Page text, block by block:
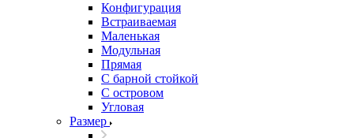
Конфигурация
Встраиваемая
Маленькая
Модульная
Прямая
С барной стойкой
С островом
Угловая
Размер